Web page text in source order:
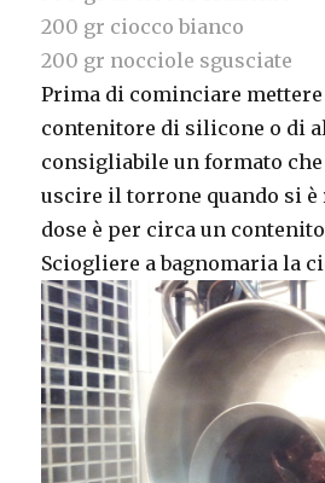
200 gr ciocco bianco
200 gr nocciole sgusciate
Prima di cominciare
contenitore di silicone o di
consigliabile un formato
uscire il torrone quando si è
dose è per circa un
Sciogliere a bagnomaria la